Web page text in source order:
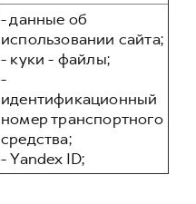
- данные об
использовании сайта;
- куки - файлы;
-
идентификационный
номер транспортного
средства;
- Yandex ID;